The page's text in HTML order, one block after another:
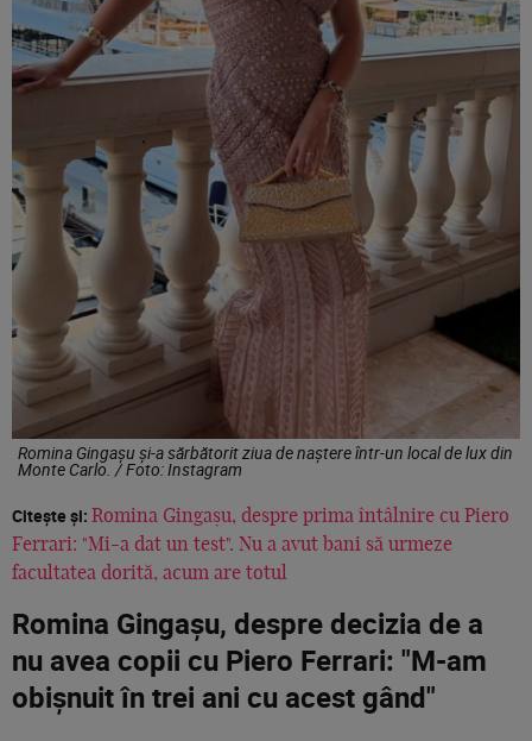
Romina Gingașu și-a sărbătorit ziua de naștere într-un local de lux din
Monte Carlo. / Foto: Instagram
Citește și: Romina Gingașu, despre prima întâlnire cu Piero
Ferrari: "Mi-a dat un test". Nu a avut bani să urmeze
facultatea dorită, acum are totul
Romina Gingașu, despre decizia de a
nu avea copii cu Piero Ferrari: "M-am
obișnuit în trei ani cu acest gând"